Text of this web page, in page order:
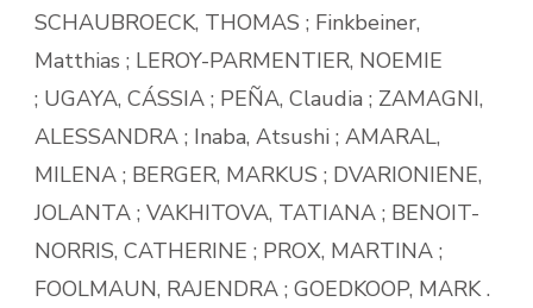
SCHAUBROECK, THOMAS ; Finkbeiner,
Matthias ; LEROY-PARMENTIER, NOEMIE
; UGAYA, CÁSSIA ; PEÑA, Claudia ; ZAMAGNI,
ALESSANDRA ; Inaba, Atsushi ; AMARAL,
MILENA ; BERGER, MARKUS ; DVARIONIENE,
JOLANTA ; VAKHITOVA, TATIANA ; BENOIT-
NORRIS, CATHERINE ; PROX, MARTINA ;
FOOLMAUN, RAJENDRA ; GOEDKOOP, MARK .